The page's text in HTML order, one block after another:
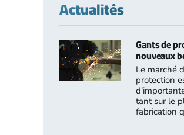
Actualités
Gants de
nouveaux
Le marché
protection
tant sur le
fabrication